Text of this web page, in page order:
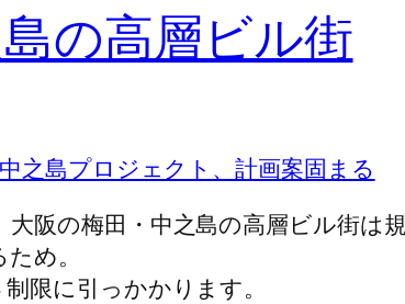
の高層ビル街
島プロジェクト、計画案固まる
阪の梅田・中之島の高層ビル街は
め。
限に引っかかります。